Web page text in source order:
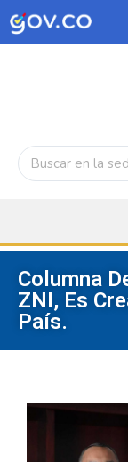
Columna
ZNI, Es
País.